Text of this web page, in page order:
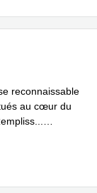
reconnaissable
au cœur du